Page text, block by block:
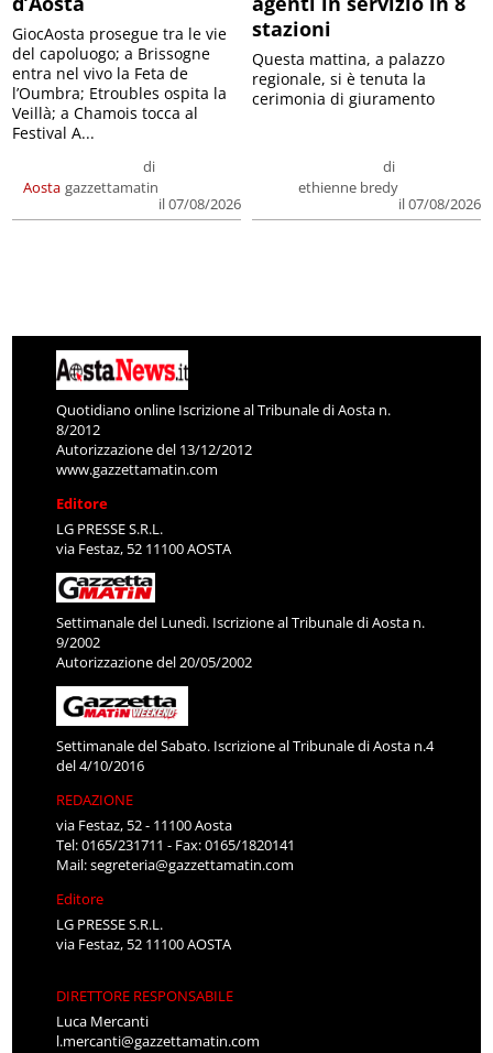
Aosta
di
gazzettamatin
il 07/08/2026
GiocAosta prosegue tra le vie
del capoluogo; a Brissogne
entra nel vivo la Feta de
l’Oumbra; Etroubles ospita la
Veillà; a Chamois tocca al
Festival A...
stazioni
di
ethienne bredy
il 07/08/2026
Questa mattina, a palazzo
regionale, si è tenuta la
cerimonia di giuramento
Quotidiano online Iscrizione al Tribunale di Aosta n.
8/2012
Autorizzazione del 13/12/2012
www.gazzettamatin.com
Editore
LG PRESSE S.R.L.
via Festaz, 52 11100 AOSTA
Settimanale del Lunedì. Iscrizione al Tribunale di Aosta n.
9/2002
Autorizzazione del 20/05/2002
Settimanale del Sabato. Iscrizione al Tribunale di Aosta n.4
del 4/10/2016
REDAZIONE
via Festaz, 52 - 11100 Aosta
Tel: 0165/231711 - Fax: 0165/1820141
Mail:segreteria@gazzettamatin.com
Editore
LG PRESSE S.R.L.
via Festaz, 52 11100 AOSTA
DIRETTORE RESPONSABILE
Luca Mercanti
l.mercanti@gazzettamatin.com